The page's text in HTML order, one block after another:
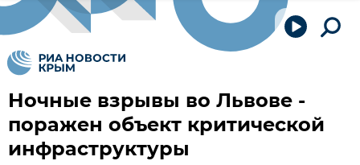
Ночные взрывы во Львове -
поражен объект критической
инфраструктуры